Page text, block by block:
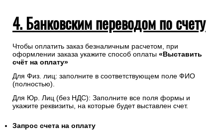
4. Банковским переводом по счету
Чтобы оплатить заказ безналичным расчетом, при
оформлении заказа укажите способ оплаты «Выставить
счёт на оплату»
Для Физ. лиц: заполните в соответствующем поле ФИО
(полностью).
Для Юр. Лиц (без НДС): Заполните все поля формы и
укажите реквизиты, на которые будет выставлен счет.
Запрос счета на оплату